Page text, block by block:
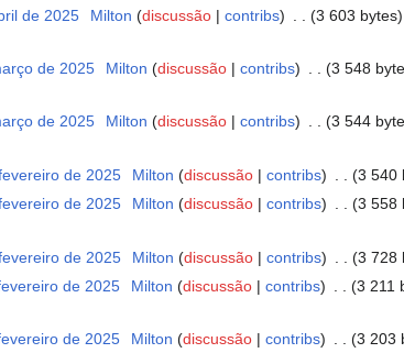
de 2025 Milton discussão contribs 3 603 bytes
de 2025 Milton discussão contribs 3 548
de 2025 Milton discussão contribs 3 544
de 2025 Milton discussão contribs 3 540
de 2025 Milton discussão contribs 3 558
de 2025 Milton discussão contribs 3 728
de 2025 Milton discussão contribs 3 211
de 2025 Milton discussão contribs 3 203